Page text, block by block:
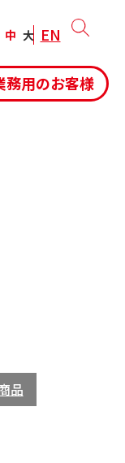
中 大 EN
務用のお客様
品